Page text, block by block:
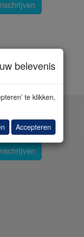
- 16:30
belevenis
te klikken,
Accepteren